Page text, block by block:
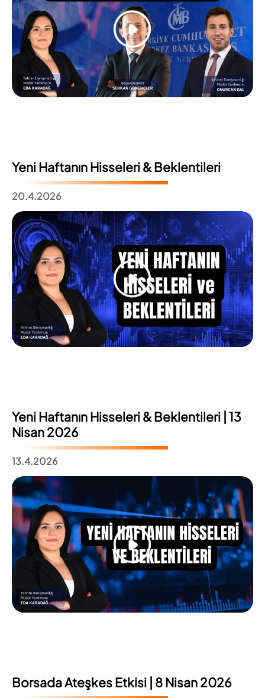
Yeni Haftanın Hisseleri & Beklentileri
20.4.2026
Yeni Haftanın Hisseleri & Beklentileri | 13
Nisan 2026
13.4.2026
Borsada Ateşkes Etkisi | 8 Nisan 2026